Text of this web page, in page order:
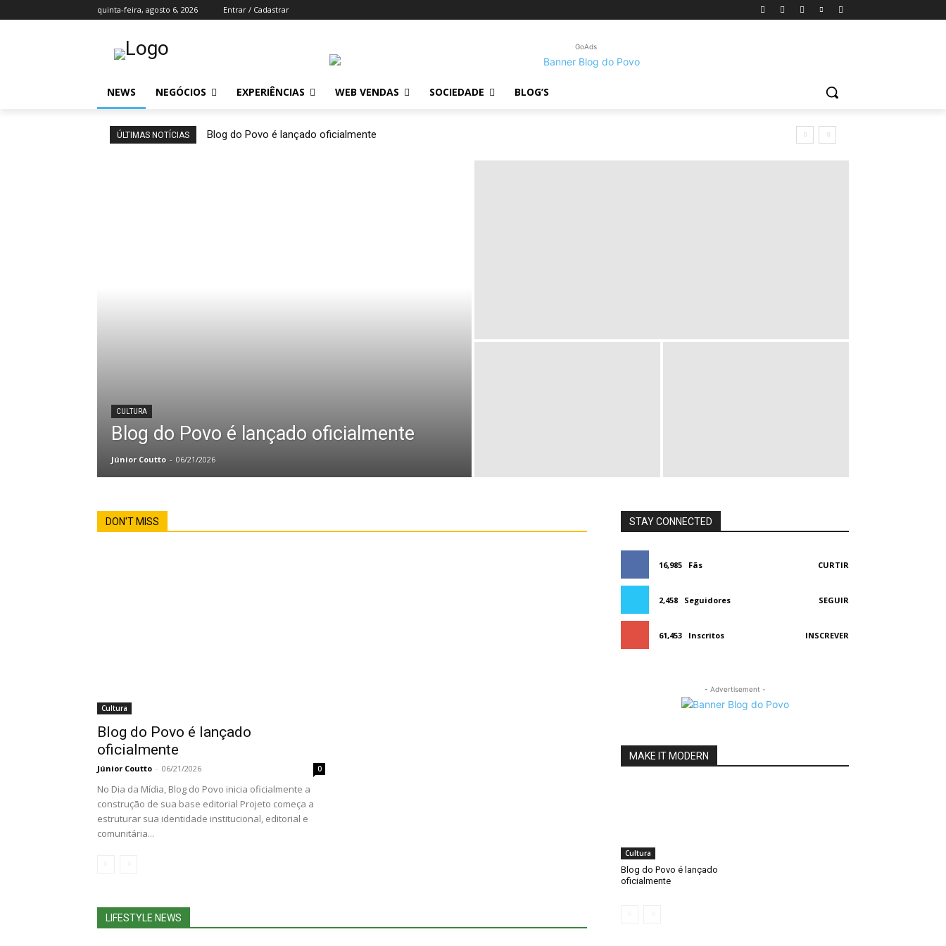
quinta-feira, agosto 6, 2026 Entrar / Cadastrar
GoAds
NEWS NEGÓCIOS EXPERIÊNCIAS WEB VENDAS SOCIEDADE BLOG’S
ÚLTIMAS NOTÍCIAS Blog do Povo é lançado oficialmente
CULTURA
Blog do Povo é lançado oficialmente
Júnior Coutto - 06/21/2026
DON'T MISS
Cultura
Blog do Povo é lançado
oficialmente
Júnior Coutto - 06/21/2026 0
No Dia da Mídia, Blog do Povo inicia oficialmente a
construção de sua base editorial Projeto começa a
estruturar sua identidade institucional, editorial e
comunitária...
LIFESTYLE NEWS
STAY CONNECTED
16,985 Fãs CURTIR
2,458 Seguidores SEGUIR
61,453 Inscritos INSCREVER
- Advertisement -
MAKE IT MODERN
Cultura
Blog do Povo é lançado
oficialmente